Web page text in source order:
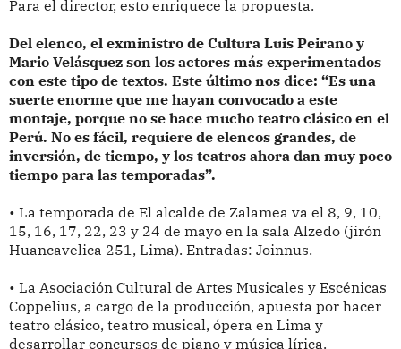
Para el director, esto enriquece la propuesta.
Del elenco, el exministro de Cultura Luis Peirano y
Mario Velásquez son los actores más experimentados
con este tipo de textos. Este último nos dice: “Es una
suerte enorme que me hayan convocado a este
montaje, porque no se hace mucho teatro clásico en el
Perú. No es fácil, requiere de elencos grandes, de
inversión, de tiempo, y los teatros ahora dan muy poco
tiempo para las temporadas”.
• La temporada de El alcalde de Zalamea va el 8, 9, 10,
15, 16, 17, 22, 23 y 24 de mayo en la sala Alzedo (jirón
Huancavelica 251, Lima). Entradas: Joinnus.
• La Asociación Cultural de Artes Musicales y Escénicas
Coppelius, a cargo de la producción, apuesta por hacer
teatro clásico, teatro musical, ópera en Lima y
desarrollar concursos de piano y música lírica.